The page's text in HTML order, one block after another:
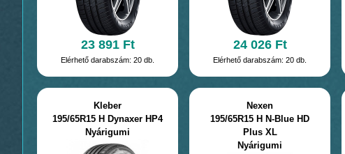
23 891 Ft
Elérhető darabszám: 20 db.
24 026 Ft
Elérhető darabszám: 20 db.
Kleber
195/65R15 H Dynaxer HP4
Nyárigumi
Nexen
195/65R15 H N-Blue HD
Plus XL
Nyárigumi